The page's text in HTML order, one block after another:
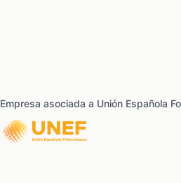
Empresa asociada a Unión Española